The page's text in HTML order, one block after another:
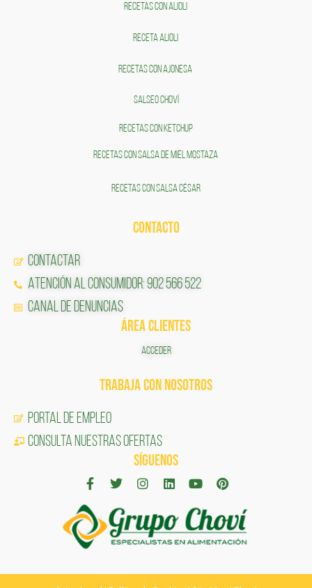
RECETAS CON ALIOLI
RECETA ALIOLI
RECETAS CON AJONESA
SALSEO CHOVÍ
RECETAS CON KETCHUP
RECETAS CON SALSA DE MIEL MOSTAZA
RECETAS CON SALSA CÉSAR
CONTACTO
Contactar
Atención al Consumidor: 902 566 522
Canal de Denuncias
ÁREA CLIENTES
ACCEDER
TRABAJA CON NOSOTROS
Portal de Empleo
CONSULTA NUESTRAS OFERTAS
SÍGUENOS